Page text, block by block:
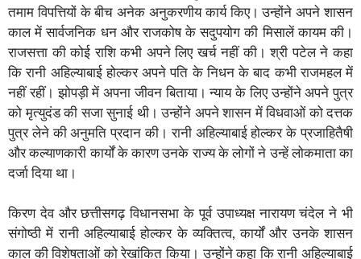
तमाम विपत्तियों के बीच अनेक अनुकरणीय कार्य किए। उन्होंने अपने शासन
काल में सार्वजनिक धन और राजकोष के सदुपयोग की मिसालें कायम की।
राजसत्ता की कोई राशि कभी अपने लिए खर्च नहीं की। श्री पटेल ने कहा
कि रानी अहिल्याबाई होल्कर अपने पति के निधन के बाद कभी राजमहल में
नहीं रहीं। झोपड़ी में अपना जीवन बिताया। न्याय के लिए उन्होंने अपने पुत्र
को मृत्युदंड की सजा सुनाई थी। उन्होंने अपने शासन में विधवाओं को दत्तक
पुत्र लेने की अनुमति प्रदान की। रानी अहिल्याबाई होल्कर के प्रजाहितैषी
और कल्याणकारी कार्यों के कारण उनके राज्य के लोगों ने उन्हें लोकमाता का
दर्जा दिया था।
किरण देव और छत्तीसगढ़ विधानसभा के पूर्व उपाध्यक्ष नारायण चंदेल ने भी
संगोष्ठी में रानी अहिल्याबाई होल्कर के व्यक्तित्व, कार्यों और उनके शासन
काल की विशेषताओं को रेखांकित किया। उन्होंने कहा कि रानी अहिल्याबाई